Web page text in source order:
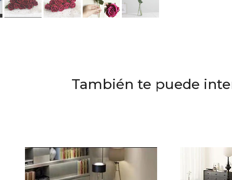
También te puede